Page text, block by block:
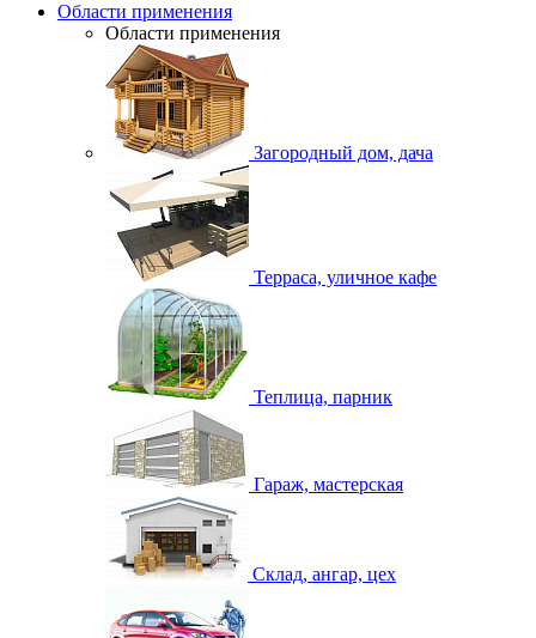
Области применения
Области применения
Загородный дом, дача
Терраса, уличное кафе
Теплица, парник
Гараж, мастерская
Склад, ангар, цех